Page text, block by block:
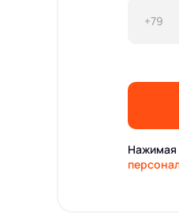
Нажимая